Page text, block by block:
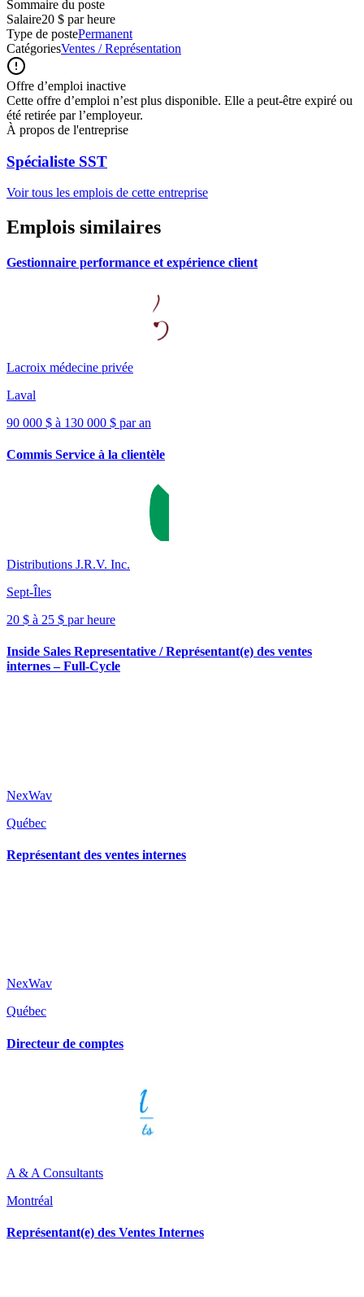
Sommaire du poste
Salaire20 $ par heure
Type de postePermanent
CatégoriesVentes / Représentation
Offre d’emploi inactive
Cette offre d’emploi n’est plus disponible. Elle a peut-être expiré ou
été retirée par l’employeur.
À propos de l'entreprise
Spécialiste SST
Voir tous les emplois de cette entreprise
Emplois similaires
Gestionnaire performance et expérience client
Lacroix médecine privée
Laval
90 000 $ à 130 000 $ par an
Commis Service à la clientèle
Distributions J.R.V. Inc.
Sept-Îles
20 $ à 25 $ par heure
Inside Sales Representative / Représentant(e) des ventes
internes – Full-Cycle
NexWav
Québec
Représentant des ventes internes
NexWav
Québec
Directeur de comptes
A & A Consultants
Montréal
Représentant(e) des Ventes Internes